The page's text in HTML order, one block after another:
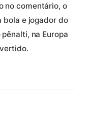
no comentário, o
bola e jogador do
na Europa